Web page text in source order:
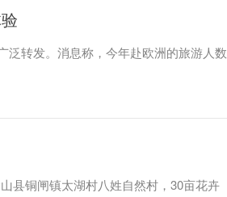
泛转发。消息称，今年赴欧洲的旅游人数
县铜闸镇太湖村八姓自然村，30亩花卉